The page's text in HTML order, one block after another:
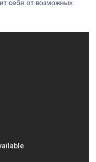
себя от возможных